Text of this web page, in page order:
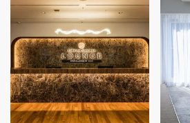
店舗開業・改装をご検討中
業種
その他建築物
設計・施工範囲